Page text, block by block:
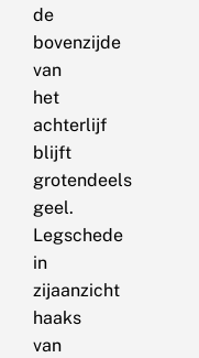
de
bovenzijde
van
het
achterlijf
blijft
grotendeels
geel.
Legschede
in
zijaanzicht
haaks
van